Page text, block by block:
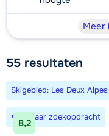
Meer
55 resultaten
Skigebied: Les Deux Alpes
Bewaar zoekopdracht
8,2